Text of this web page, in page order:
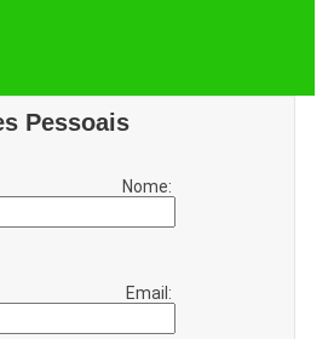
Pessoais
Nome:
Email: